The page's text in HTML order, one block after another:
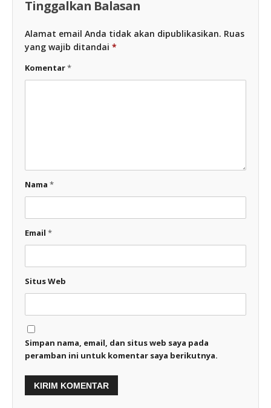
Tinggalkan Balasan
Alamat email Anda tidak akan dipublikasikan. Ruas
yang wajib ditandai *
Komentar*
Nama *
Email *
Situs Web
Simpan nama, email, dan situs web saya pada
peramban ini untuk komentar saya berikutnya.